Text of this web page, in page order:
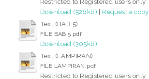
Download (526kB) | Request a copy
Text (BAB 5)
FILE BAB 5.pdf
Download (305kB)
Text (LAMPIRAN)
FILE LAMPIRAN.pdf
Restricted to Registered users only